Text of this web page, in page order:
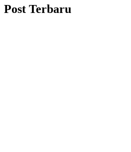
Post Terbaru